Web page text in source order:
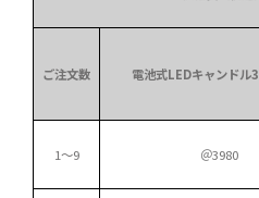
ご注文数 電池式LEDキャンドル
1～9 ＠3980